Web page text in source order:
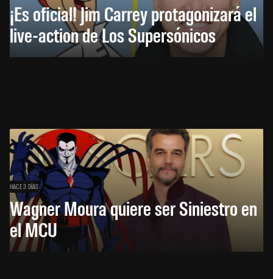
¡Es oficial! Jim Carrey protagonizará el
live-action de Los Supersónicos
HACE 3 DÍAS
Wagner Moura quiere ser Siniestro en
el MCU